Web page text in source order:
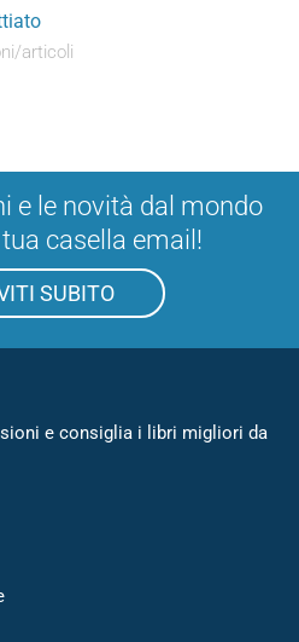
articoli
e le novità dal mondo
casella email!
SUBITO
e consiglia i libri migliori da